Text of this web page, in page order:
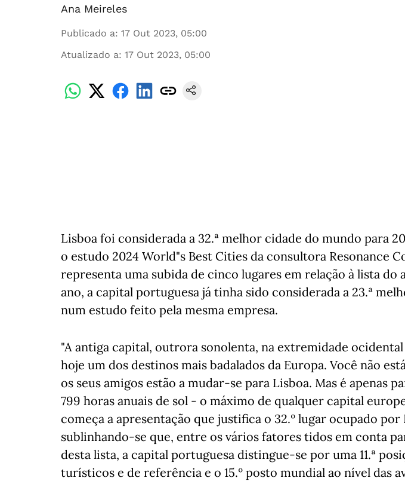
Ana Meireles
Publicado a: 17 Out 2023, 05:00
Atualizado a: 17 Out 2023, 05:00
Lisboa foi considerada a 32.ª melhor cidade do mundo para
o estudo 2024 World"s Best Cities da consultora Resonance
representa uma subida de cinco lugares em relação à lista do
ano, a capital portuguesa já tinha sido considerada a 23.ª
num estudo feito pela mesma empresa.
"A antiga capital, outrora sonolenta, na extremidade
hoje um dos destinos mais badalados da Europa. Você não
os seus amigos estão a mudar-se para Lisboa. Mas é apenas
799 horas anuais de sol - o máximo de qualquer capital
começa a apresentação que justifica o 32.º lugar ocupado por
sublinhando-se que, entre os vários fatores tidos em conta
desta lista, a capital portuguesa distingue-se por uma 11.ª
turísticos e de referência e o 15.º posto mundial ao nível das